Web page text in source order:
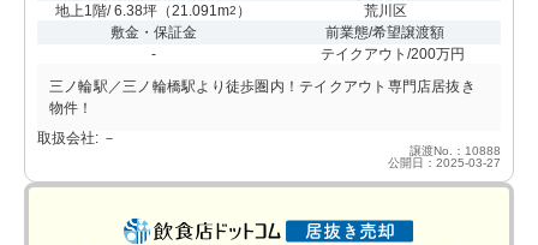
地上1階/ 6.38坪 （21.091m2 ）
荒川区
敷金・保証金
-
前業態/希望譲渡額
テイクアウト/200万円
三ノ輪駅／三ノ輪橋駅より徒歩圏内！テイクアウト専門店居抜き
物件！
取扱会社: －
譲渡No.：10888
公開日：2025-03-27